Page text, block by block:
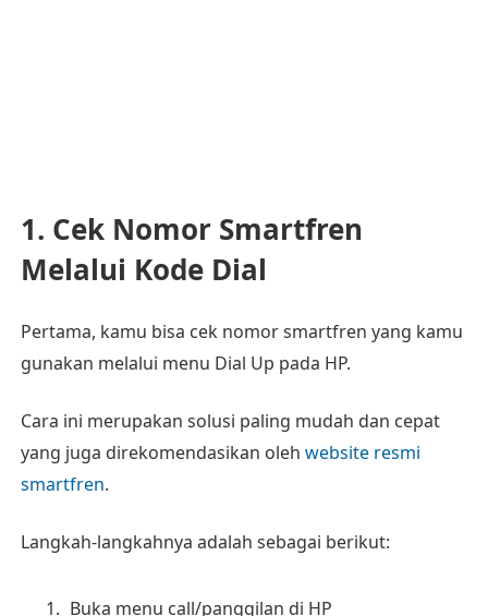
1. Cek Nomor Smartfren
Melalui Kode Dial
Pertama, kamu bisa cek nomor smartfren yang kamu
gunakan melalui menu Dial Up pada HP.
Cara ini merupakan solusi paling mudah dan cepat
yang juga direkomendasikan oleh website resmi
smartfren.
Langkah-langkahnya adalah sebagai berikut:
Buka menu call/panggilan di HP